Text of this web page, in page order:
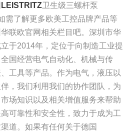
LEISTRITZ卫生级三螺杆泵
需了解更多欧美工控品牌产品等
联欧官网相关栏目吧。深圳市华
于2014年，定位于向制造工业提
国经营电气自动化、机械与传
工具等产品。作为电气，液压以
，我们利用我们的协作团队，为
场知识以及相关增值服务来帮助
可靠性和安全性，致力于成为工
道。如果有任何关于德国